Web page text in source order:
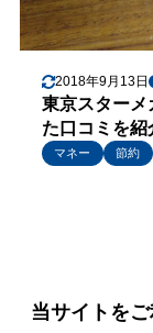
2018年9月13日
東京スターメ
た口コミを紹
マネー
節約
当サイトを